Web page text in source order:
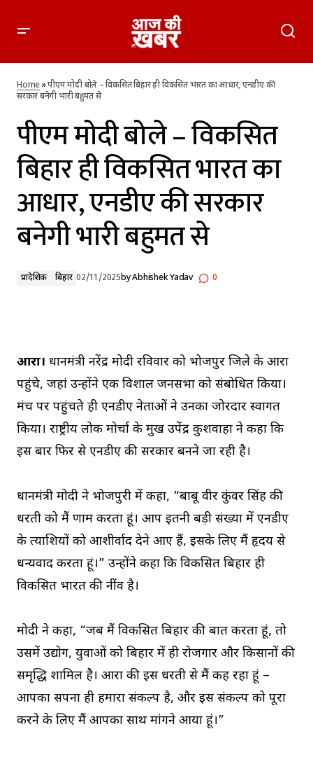
की सरकार बनेगी भारी बहुमत से
Home»पीएम मोदी बोले – विकसित बिहार ही विकसित भारत का आधार, एनडीए की
सरकार बनेगी भारी बहुमत से
पीएम मोदी बोले – विकसित
बिहार ही विकसित भारत का
आधार, एनडीए की सरकार
बनेगी भारी बहुमत से
प्रादेशिक बिहार 02/11/2025byAbhishek Yadav 0
आरा। प्रधानमंत्री नरेंद्र मोदी रविवार को भोजपुर जिले के आरा
पहुंचे, जहां उन्होंने एक विशाल जनसभा को संबोधित किया।
मंच पर पहुंचते ही एनडीए नेताओं ने उनका जोरदार स्वागत
किया। राष्ट्रीय लोक मोर्चा के प्रमुख उपेंद्र कुशवाहा ने कहा कि
इस बार फिर से एनडीए की सरकार बनने जा रही है।
प्रधानमंत्री मोदी ने भोजपुरी में कहा, “बाबू वीर कुंवर सिंह की
धरती को मैं प्रणाम करता हूं। आप इतनी बड़ी संख्या में एनडीए
के प्रत्याशियों को आशीर्वाद देने आए हैं, इसके लिए मैं हृदय से
धन्यवाद करता हूं।” उन्होंने कहा कि विकसित बिहार ही
विकसित भारत की नींव है।
मोदी ने कहा, “जब मैं विकसित बिहार की बात करता हूं, तो
उसमें उद्योग, युवाओं को बिहार में ही रोजगार और किसानों की
समृद्धि शामिल है। आरा की इस धरती से मैं कह रहा हूं –
आपका सपना ही हमारा संकल्प है, और इस संकल्प को पूरा
करने के लिए मैं आपका साथ मांगने आया हूं।”